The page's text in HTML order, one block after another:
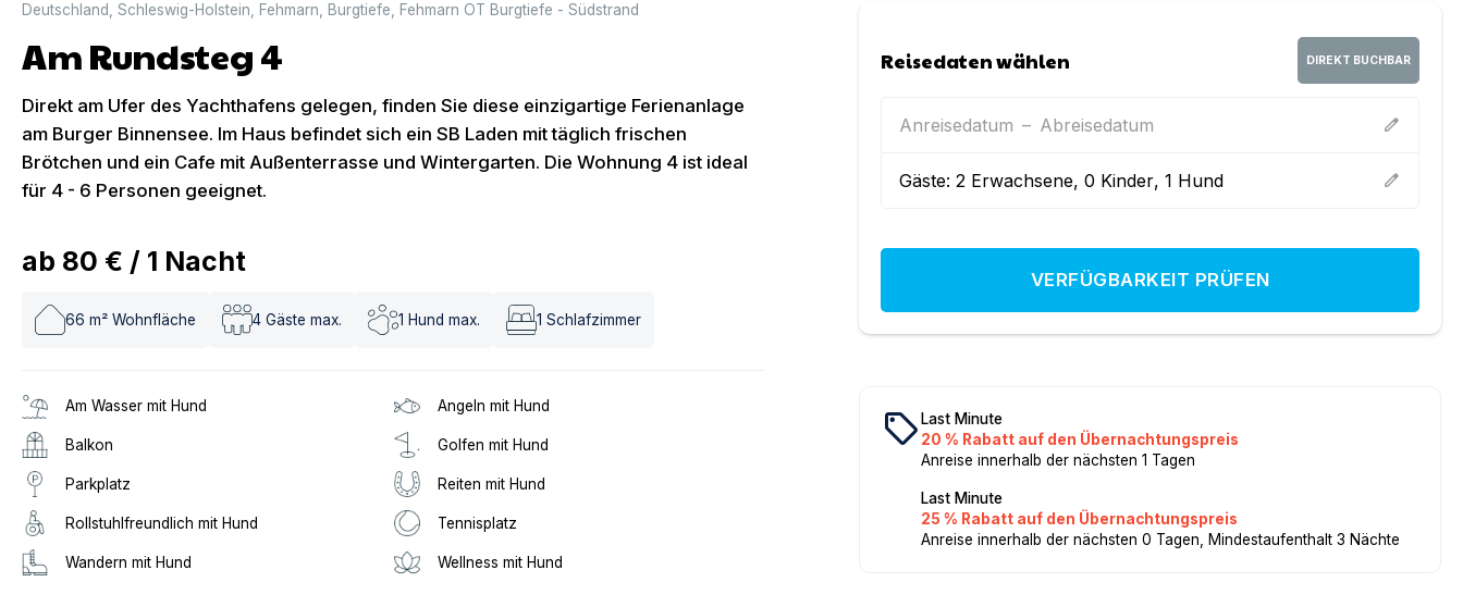
Deutschland Schleswig-Holstein Fehmarn Burgtiefe Fehmarn OT Burgtiefe - Südstrand
Am Rundsteg 4
Direkt am Ufer des Yachthafens gelegen, finden Sie diese einzigartige Ferienanlage
am Burger Binnensee. Im Haus befindet sich ein SB Laden mit täglich frischen
Brötchen und ein Cafe mit Außenterrasse und Wintergarten. Die Wohnung 4 ist ideal
für 4 - 6 Personen geeignet.
ab 80 € / 1 Nacht
66 m² Wohnfläche 4 Gäste max. 1 Hund max. 1 Schlafzimmer
Am Wasser mit Hund Angeln mit Hund
Balkon Golfen mit Hund
Parkplatz Reiten mit Hund
Rollstuhlfreundlich mit Hund Tennisplatz
Wandern mit Hund Wellness mit Hund
Reisedaten wählen DIREKT BUCHBAR
Anreisedatum – Abreisedatum edit
Gäste:2 Erwachsene,0 Kinder,1 Hund edit
VERFÜGBARKEIT PRÜFEN
local_offerLast Minute
20 % Rabatt auf den Übernachtungspreis
Anreise innerhalb der nächsten 1 Tagen
Last Minute
25 % Rabatt auf den Übernachtungspreis
Anreise innerhalb der nächsten 0 Tagen, Mindestaufenthalt 3 Nächte